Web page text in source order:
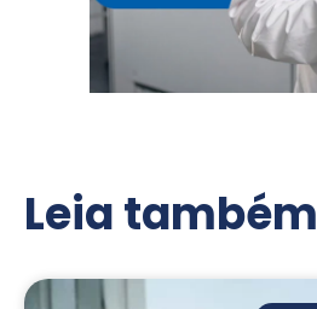
Leia também